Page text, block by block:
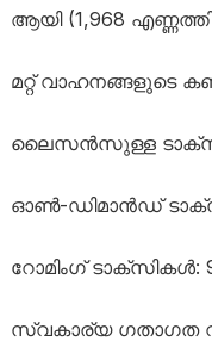
ആയി (1,968
മറ്റ് വാഹനങ്ങളുടെ
ലൈസൻസുള്ള
ഓൺ-ഡിമാൻഡ്
റോമിംഗ് ടാക്സികൾ:
സ്വകാര്യ ഗതാഗത